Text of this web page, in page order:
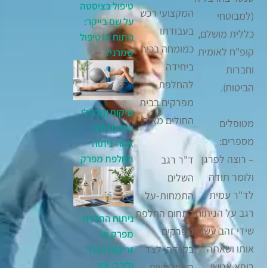
(למבוטחי
כללית מושלם,
קופ"ח לאומית
וחברות
הביטוח).
מטופלים
מספרים:
– רוצה לפרגן
ולומר תודה
לד"ר עמית
רגב על הניתוח
שידי זהב עשו
אותו ושאתה
המקצועי רכש
בעבודתו
כמומחה בכיר
ביחידה
להחלפת
מפרקים בבית
החולים מאיר.
ד"ר רגב
השלים
התמחות-על
בתחום החלפת
מפרקים
בקנדה, לצד
טיפול בציסטה
על שם בייקר:
ניתוח או טיפול
שמרני?
שיקום ותרגילי
פיזיותרפיה
אחרי ניתוח
החלפת מפרק
ניתוח החלפת
מפרק או
זריקות לברך
ולירך: איך